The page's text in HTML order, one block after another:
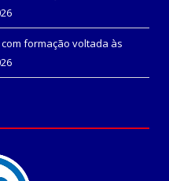
formação voltada às